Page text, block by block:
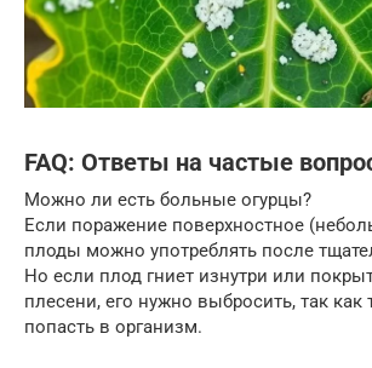
FAQ: Ответы на частые
Можно ли есть больные огурцы?
Если поражение поверхностное
плоды можно употреблять после
Но если плод гниет изнутри или
плесени, его нужно выбросить, так как
попасть в организм.